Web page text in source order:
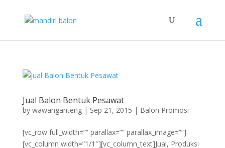
Jual Balon Bentuk Pesawat
by wawanganteng| Sep 21, 2015 | Balon Promosi
[vc_row full_width=”” parallax=”” parallax_image=””]
[vc_column width=”1/1″][vc_column_text]Jual, Produksi